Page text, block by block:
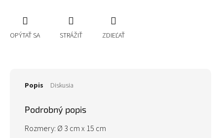
OPÝTAŤ SA STRÁŽIŤ ZDIEĽAŤ
Popis Diskusia
Podrobný popis
Rozmery: Ø 3 cm x 15 cm